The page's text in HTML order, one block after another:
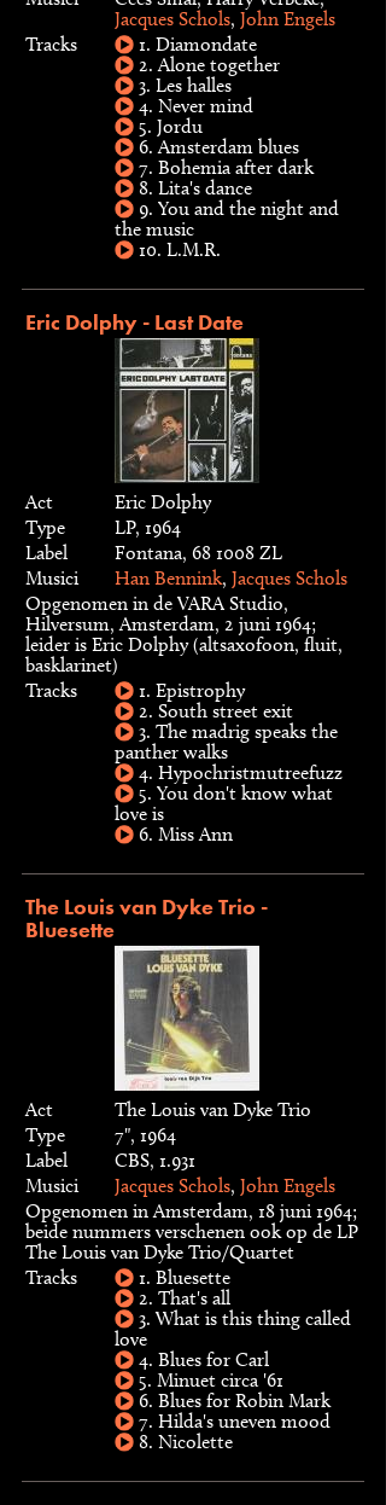
Jacques Schols, John Engels
Tracks
1. Diamondate
2. Alone together
3. Les halles
4. Never mind
5. Jordu
6. Amsterdam blues
7. Bohemia after dark
8. Lita's dance
9. You and the night and
the music
10. L.M.R.
Eric Dolphy - Last Date
Act
Eric Dolphy
Type
LP, 1964
Label
Fontana, 68 1008 ZL
Musici
Han Bennink, Jacques Schols
Opgenomen in de VARA Studio,
Hilversum, Amsterdam, 2 juni 1964;
leider is Eric Dolphy (altsaxofoon, fluit,
basklarinet)
Tracks
1. Epistrophy
2. South street exit
3. The madrig speaks the
panther walks
4. Hypochristmutreefuzz
5. You don't know what
love is
6. Miss Ann
The Louis van Dyke Trio -
Bluesette
Act
The Louis van Dyke Trio
Type
7", 1964
Label
CBS, 1.931
Musici
Jacques Schols, John Engels
Opgenomen in Amsterdam, 18 juni 1964;
beide nummers verschenen ook op de LP
The Louis van Dyke Trio/Quartet
Tracks
1. Bluesette
2. That's all
3. What is this thing called
love
4. Blues for Carl
5. Minuet circa '61
6. Blues for Robin Mark
7. Hilda's uneven mood
8. Nicolette